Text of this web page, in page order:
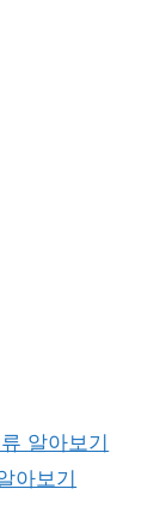
알아보기
아보기